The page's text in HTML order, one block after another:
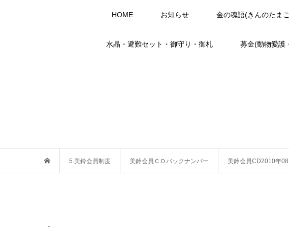
HOME お知らせ 金の魂語(きんのたま
水晶・避難セット・御守り・御札 募金(動物愛護
5.美鈴会員制度 美鈴会員ＣＤバックナンバー 美鈴会員CD2010年